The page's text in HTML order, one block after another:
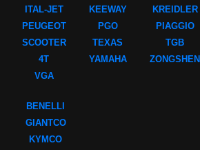
ITAL-JET
PEUGEOT
SCOOTER
4T
VGA
KEEWAY
PGO
TEXAS
YAMAHA
KREIDLER
PIAGGIO
TGB
ZONGSHEN
BENELLI
GIANTCO
KYMCO